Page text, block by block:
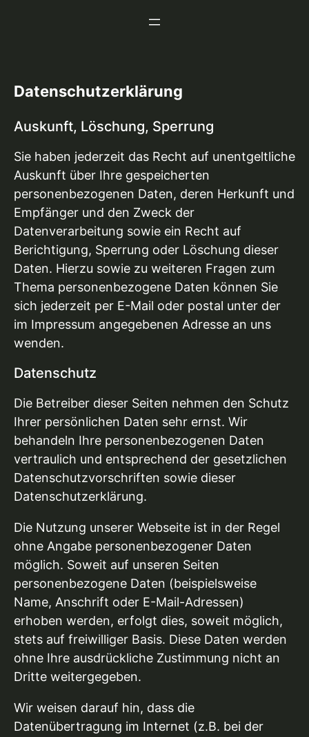
Datenschutzerklärung
Auskunft, Löschung, Sperrung
Sie haben jederzeit das Recht auf unentgeltliche
Auskunft über Ihre gespeicherten
personenbezogenen Daten, deren Herkunft und
Empfänger und den Zweck der
Datenverarbeitung sowie ein Recht auf
Berichtigung, Sperrung oder Löschung dieser
Daten. Hierzu sowie zu weiteren Fragen zum
Thema personenbezogene Daten können Sie
sich jederzeit per E-Mail oder postal unter der
im Impressum angegebenen Adresse an uns
wenden.
Datenschutz
Die Betreiber dieser Seiten nehmen den Schutz
Ihrer persönlichen Daten sehr ernst. Wir
behandeln Ihre personenbezogenen Daten
vertraulich und entsprechend der gesetzlichen
Datenschutzvorschriften sowie dieser
Datenschutzerklärung.
Die Nutzung unserer Webseite ist in der Regel
ohne Angabe personenbezogener Daten
möglich. Soweit auf unseren Seiten
personenbezogene Daten (beispielsweise
Name, Anschrift oder E-Mail-Adressen)
erhoben werden, erfolgt dies, soweit möglich,
stets auf freiwilliger Basis. Diese Daten werden
ohne Ihre ausdrückliche Zustimmung nicht an
Dritte weitergegeben.
Wir weisen darauf hin, dass die
Datenübertragung im Internet (z.B. bei der